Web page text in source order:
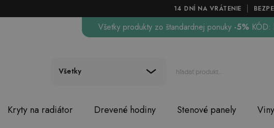
14 DNÍ NA VRÁTENIE
Všetky produkty zo štandardnej ponuky -5% KÓD:
Všetky
Kryty na radiátor Drevené hodiny Stenové panely